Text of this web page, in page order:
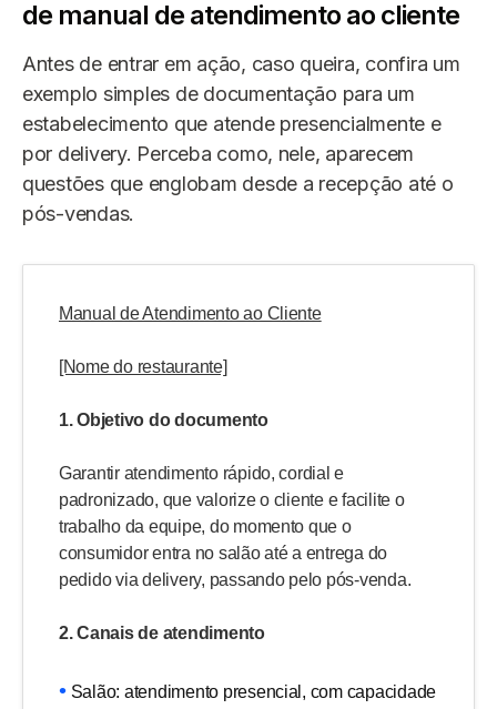
de manual de atendimento ao cliente
Antes de entrar em ação, caso queira, confira um
exemplo simples de documentação para um
estabelecimento que atende presencialmente e
por delivery. Perceba como, nele, aparecem
questões que englobam desde a recepção até o
pós-vendas.
Manual de Atendimento ao Cliente
[Nome do restaurante]
1. Objetivo do documento
Garantir atendimento rápido, cordial e
padronizado, que valorize o cliente e facilite o
trabalho da equipe, do momento que o
consumidor entra no salão até a entrega do
pedido via delivery, passando pelo pós-venda.
2. Canais de atendimento
Salão: atendimento presencial, com capacidade